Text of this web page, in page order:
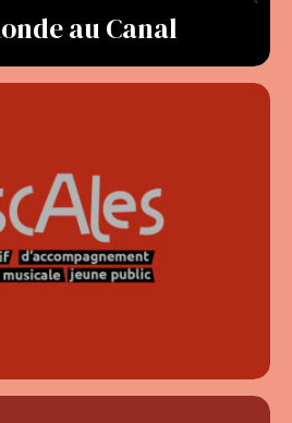
au Canal